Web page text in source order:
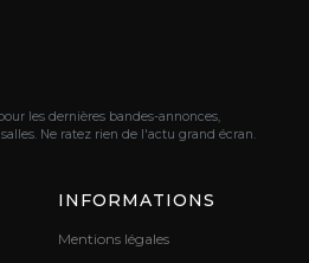
les dernières bandes-annonces,
Ne ratez rien de l'actu grand écran.
INFORMATIONS
Mentions légales